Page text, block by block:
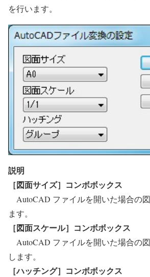
を行います。
説明
［図面サイズ］コンボボックス
AutoCAD ファイルを開いた場合の
ます。
［図面スケール］コンボボックス
AutoCAD ファイルを開いた場合の
します。
［ハッチング］コンボボックス